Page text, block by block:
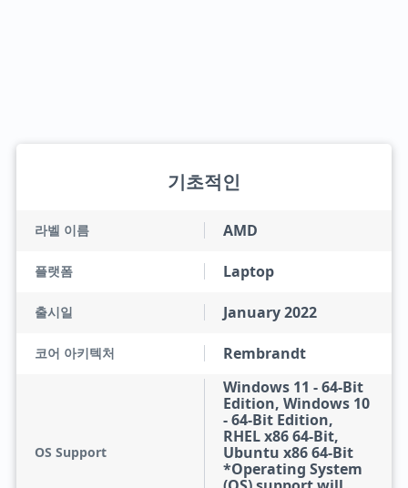
기초적인
라벨 이름 AMD
플랫폼 Laptop
출시일 January 2022
코어 아키텍처 Rembrandt
OS Support
Windows 11 - 64-Bit
Edition, Windows 10
- 64-Bit Edition,
RHEL x86 64-Bit,
Ubuntu x86 64-Bit
*Operating System